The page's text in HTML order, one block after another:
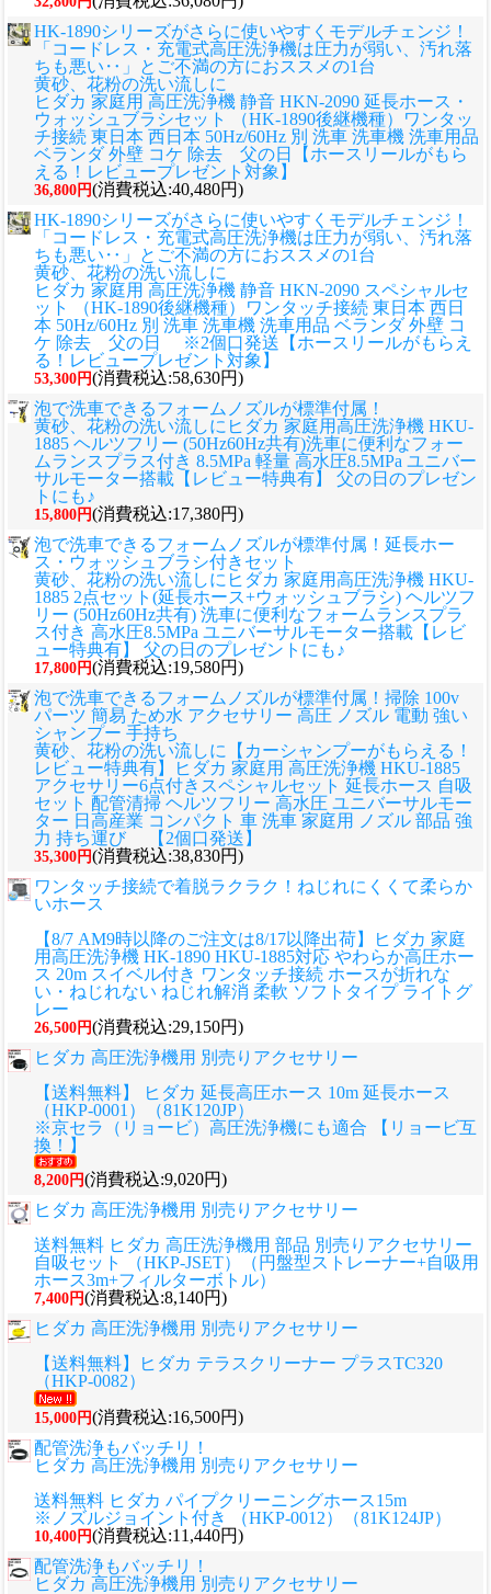
HK-1890シリーズがさらに使いやすくモデルチェンジ！
「コードレス・充電式高圧洗浄機は圧力が弱い、汚れ落
ちも悪い‥」とご不満の方におススメの1台
黄砂、花粉の洗い流しに
ヒダカ 家庭用 高圧洗浄機 静音 HKN-2090 延長ホース・
ウォッシュブラシセット （HK-1890後継機種）ワンタッ
チ接続 東日本 西日本 50Hz/60Hz 別 洗車 洗車機 洗車用品
ベランダ 外壁 コケ 除去 父の日【ホースリールがもら
える！レビュープレゼント対象】
36,800円(消費税込:40,480円)
HK-1890シリーズがさらに使いやすくモデルチェンジ！
「コードレス・充電式高圧洗浄機は圧力が弱い、汚れ落
ちも悪い‥」とご不満の方におススメの1台
黄砂、花粉の洗い流しに
ヒダカ 家庭用 高圧洗浄機 静音 HKN-2090 スペシャルセ
ット （HK-1890後継機種）ワンタッチ接続 東日本 西日
本 50Hz/60Hz 別 洗車 洗車機 洗車用品 ベランダ 外壁 コ
ケ 除去 父の日 ※2個口発送【ホースリールがもらえ
る！レビュープレゼント対象】
53,300円(消費税込:58,630円)
泡で洗車できるフォームノズルが標準付属！
黄砂、花粉の洗い流しに ヒダカ 家庭用高圧洗浄機 HKU-
1885 ヘルツフリー (50Hz60Hz共有)洗車に便利なフォー
ムランスプラス付き 8.5MPa 軽量 高水圧8.5MPa ユニバー
サルモーター搭載【レビュー特典有】 父の日のプレゼン
トにも♪
15,800円(消費税込:17,380円)
泡で洗車できるフォームノズルが標準付属！延長ホー
ス・ウォッシュブラシ付きセット
黄砂、花粉の洗い流しに ヒダカ 家庭用高圧洗浄機 HKU-
1885 2点セット(延長ホース+ウォッシュブラシ) ヘルツフ
リー (50Hz60Hz共有) 洗車に便利なフォームランスプラ
ス付き 高水圧8.5MPa ユニバーサルモーター搭載【レビ
ュー特典有】 父の日のプレゼントにも♪
17,800円(消費税込:19,580円)
泡で洗車できるフォームノズルが標準付属！掃除 100v
パーツ 簡易 ため水 アクセサリー 高圧 ノズル 電動 強い
シャンプー 手持ち
黄砂、花粉の洗い流しに
【カーシャンプーがもらえる！
レビュー特典有】ヒダカ 家庭用 高圧洗浄機 HKU-1885
アクセサリー6点付きスペシャルセット 延長ホース 自吸
セット 配管清掃 ヘルツフリー 高水圧 ユニバーサルモー
ター 日高産業 コンパクト 車 洗車 家庭用 ノズル 部品 強
力 持ち運び 【2個口発送】
35,300円(消費税込:38,830円)
ワンタッチ接続で着脱ラクラク！ねじれにくくて柔らか
いホース
【8/7 AM9時以降のご注文は8/17以降出荷】ヒダカ 家庭
用高圧洗浄機 HK-1890 HKU-1885対応 やわらか高圧ホー
ス 20m スイベル付き ワンタッチ接続 ホースが折れな
い・ねじれない ねじれ解消 柔軟 ソフトタイプ ライトグ
レー
26,500円(消費税込:29,150円)
ヒダカ 高圧洗浄機用 別売りアクセサリー
【送料無料】 ヒダカ 延長高圧ホース 10m 延長ホース
（HKP-0001）（81K120JP）
※京セラ（リョービ）高圧洗浄機にも適合 【リョービ互
換！】
8,200円(消費税込:9,020円)
ヒダカ 高圧洗浄機用 別売りアクセサリー
送料無料 ヒダカ 高圧洗浄機用 部品 別売りアクセサリー
自吸セット （HKP-JSET）（円盤型ストレーナー+自吸用
ホース3m+フィルターボトル）
7,400円(消費税込:8,140円)
ヒダカ 高圧洗浄機用 別売りアクセサリー
【送料無料】ヒダカ テラスクリーナー プラスTC320
（HKP-0082）
15,000円(消費税込:16,500円)
配管洗浄もバッチリ！
ヒダカ 高圧洗浄機用 別売りアクセサリー
送料無料 ヒダカ パイプクリーニングホース15m
※ノズルジョイント付き （HKP-0012）（81K124JP）
10,400円(消費税込:11,440円)
配管洗浄もバッチリ！
ヒダカ 高圧洗浄機用 別売りアクセサリー